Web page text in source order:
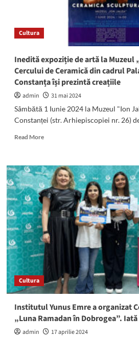
musulmani,
Sacrificiului–
Cultura
Inedită expoziție de artă la Muzeul
Cercului de Ceramică din cadrul
Constanța își prezintă creațiile
admin
31 mai 2024
Sâmbătă 1 Iunie 2024 la Muzeul "Ion
Constanței (str. Arhiepiscopiei nr. 26)
Read MoreRead
Inedită
expoziție
de
artă
Muzeul
„Ion
Jalea”:
Elevii
Cercului
Ceramică
din
cadrul
Copiilor
din
Constanța
Cultura
Institutul Yunus Emre a organizat
„Luna Ramadan în Dobrogea”.
admin
17 aprilie 2024